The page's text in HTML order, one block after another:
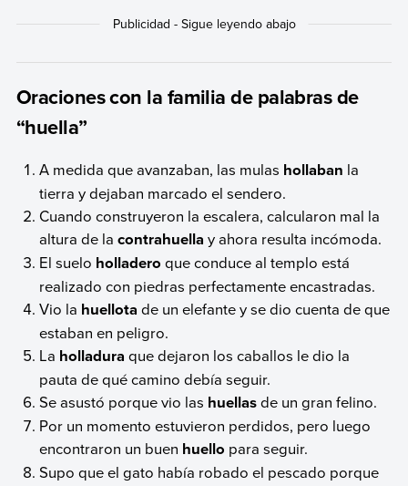
Oraciones con la familia de palabras de
“huella”
A medida que avanzaban, las mulas hollaban la
tierra y dejaban marcado el sendero.
Cuando construyeron la escalera, calcularon mal la
altura de lacontrahuella y ahora resulta incómoda.
El suelo holladero que conduce al templo está
realizado con piedras perfectamente encastradas.
Vio la huellota de un elefante y se dio cuenta de que
estaban en peligro.
La holladura que dejaron los caballos le dio la
pauta de qué camino debía seguir.
Se asustó porque vio las huellasde un gran felino.
Por un momento estuvieron perdidos, pero luego
encontraron un buen huello para seguir.
Supo que el gato había robado el pescado porque